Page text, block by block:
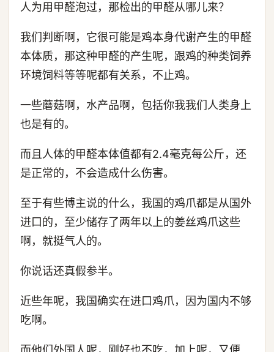
人为用甲醛泡过，那检出的甲醛从哪儿来？
我们判断啊，它很可能是鸡本身代谢产生的甲醛
本体质，那这种甲醛的产生呢，跟鸡的种类饲养
环境饲料等等呢都有关系，不止鸡。
一些蘑菇啊，水产品啊，包括你我我们人类身上
也是有的。
而且人体的甲醛本体值都有2.4毫克每公斤，还
是正常的，不会造成什么伤害。
至于有些博主说的什么，我国的鸡爪都是从国外
进口的，至少储存了两年以上的姜丝鸡爪这些
啊，就挺气人的。
你说话还真假参半。
近些年呢，我国确实在进口鸡爪，因为国内不够
吃啊。